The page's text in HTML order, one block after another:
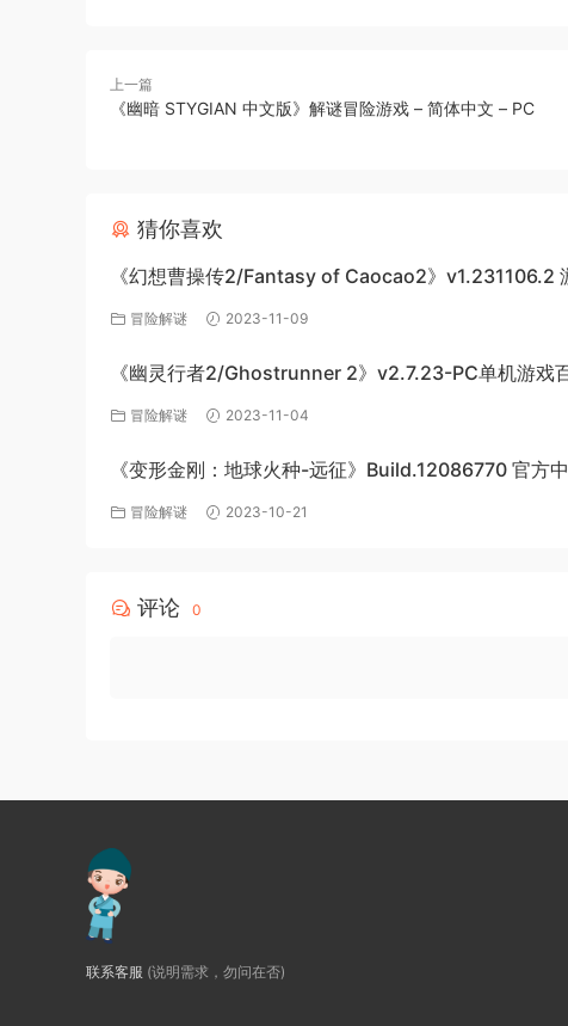
上一篇
《幽暗 STYGIAN 中文版》解谜冒险游戏 – 简体中文 – PC
猜你喜欢
《幻想曹操传2/Fantasy of Caocao2》v1.231106.2
下载与介绍
冒险解谜 2023-11-09
《幽灵行者2/Ghostrunner 2》v2.7.23-PC单机游戏
网盘下载
冒险解谜 2023-11-04
《变形金刚：地球火种-远征》Build.12086770 官方
版 百度网盘免费下载
冒险解谜 2023-10-21
评论 0
联系客服 (说明需求，勿问在否)